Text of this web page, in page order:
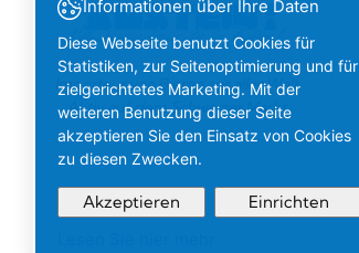
Importeur von Bieren aus aller Welt.
Aktiv auf dem Schweizer Markt.
Informationen über Ihre Daten
Diese Webseite benutzt Cookies für
Statistiken, zur Seitenoptimierung und für
zielgerichtetes Marketing. Mit der
weiteren Benutzung dieser Seite
akzeptieren Sie den Einsatz von Cookies
zu diesen Zwecken.
Akzeptieren Einrichten